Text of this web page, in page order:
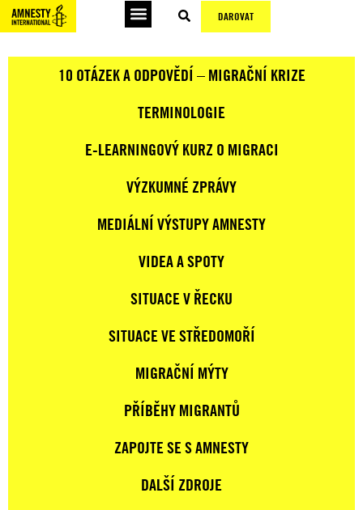
DAROVAT
10 OTÁZEK A ODPOVĚDÍ – MIGRAČNÍ KRIZE
TERMINOLOGIE
E-LEARNINGOVÝ KURZ O MIGRACI
VÝZKUMNÉ ZPRÁVY
MEDIÁLNÍ VÝSTUPY AMNESTY
VIDEA A SPOTY
SITUACE V ŘECKU
SITUACE VE STŘEDOMOŘÍ
MIGRAČNÍ MÝTY
PŘÍBĚHY MIGRANTŮ
ZAPOJTE SE S AMNESTY
DALŠÍ ZDROJE